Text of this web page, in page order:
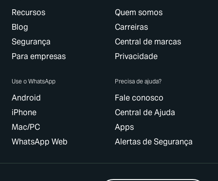
Recursos
Blog
Segurança
Para empresas
Quem somos
Carreiras
Central de marcas
Privacidade
Use o WhatsApp
Android
iPhone
Mac/PC
WhatsApp Web
Precisa de ajuda?
Fale conosco
Central de Ajuda
Apps
Alertas de Segurança